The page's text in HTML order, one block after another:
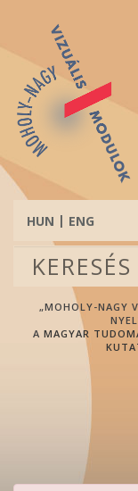
tartalomra
HUN ENG
Keresés
űrlap
Keresés
„MOHOLY-NAGY
A MAGYAR